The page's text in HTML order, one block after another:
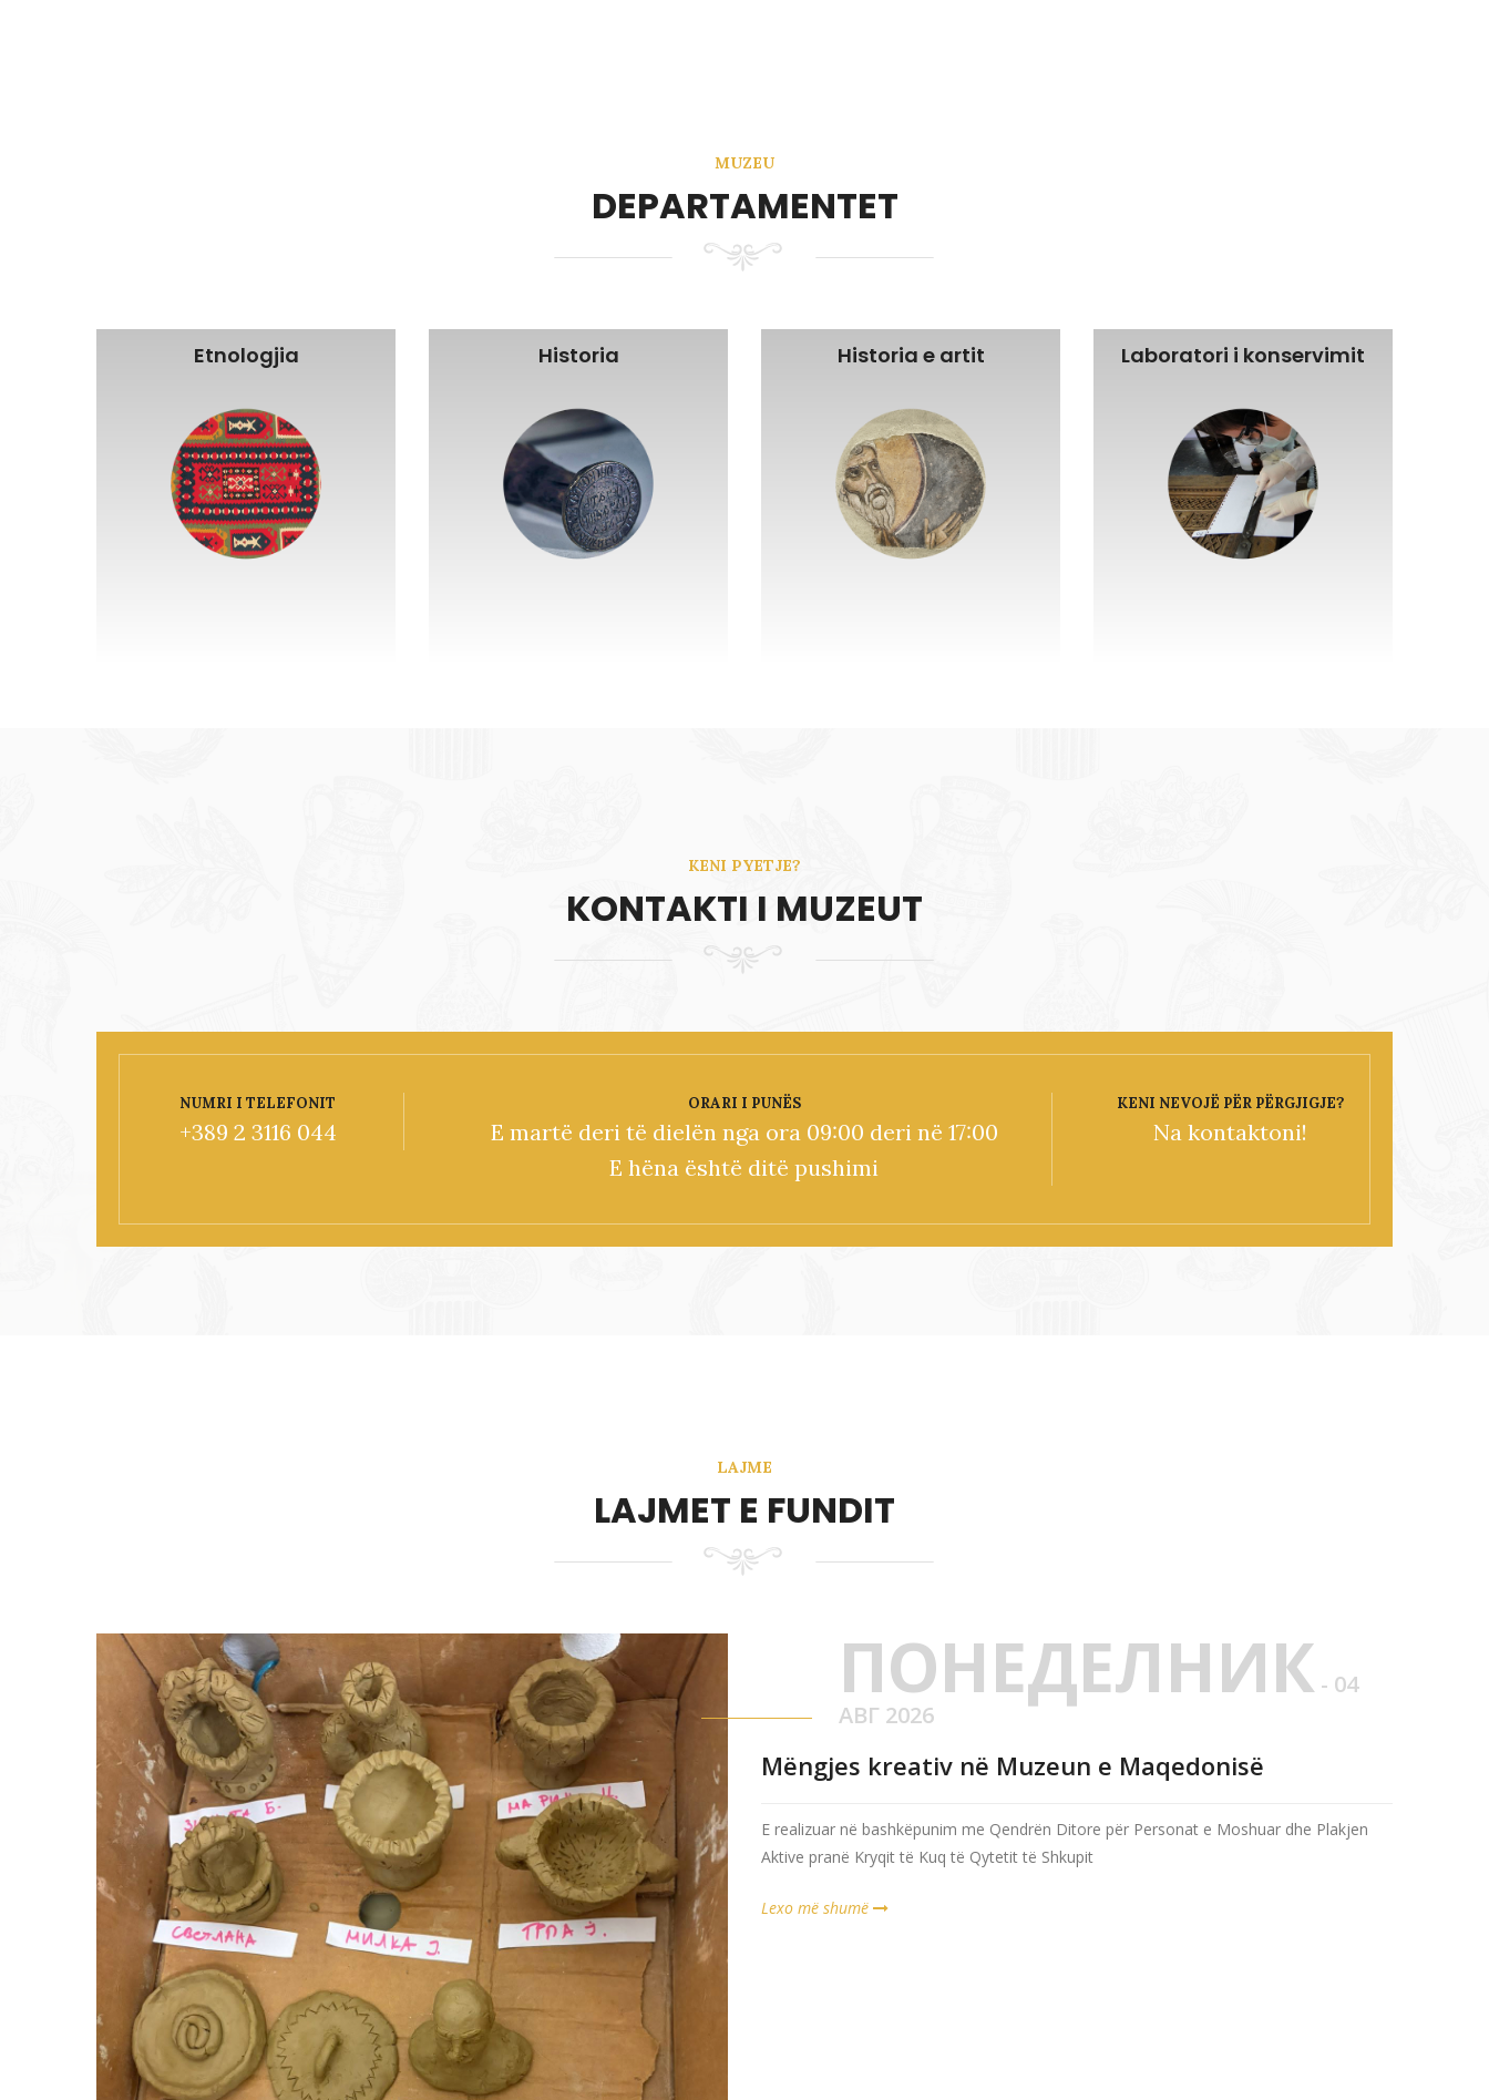
MUZEU
DEPARTAMENTET
Etnologjia Historia Historia e artit Laboratori i konservimit
KENI PYETJE?
KONTAKTI I MUZEUT
NUMRI I TELEFONIT
+389 2 3116 044
ORARI I PUNËS
E martë deri të dielën nga ora 09:00 deri në 17:00
E hëna është ditë pushimi
KENI NEVOJË PËR PËRGJIGJE?
Na kontaktoni!
LAJME
LAJMET E FUNDIT
ПОНЕДЕЛНИК - 04
АВГ 2026
Mëngjes kreativ në Muzeun e Maqedonisë
E realizuar në bashkëpunim me Qendrën Ditore për Personat e Moshuar dhe Plakjen
Aktive pranë Kryqit të Kuq të Qytetit të Shkupit
Lexo më shumë